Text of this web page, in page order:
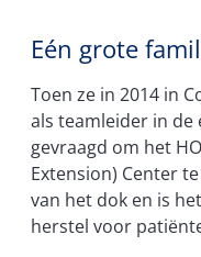
Eén grote
Toen ze in 2014 in
als teamleider in de
gevraagd om het
Extension) Center
van het dok en is
herstel voor